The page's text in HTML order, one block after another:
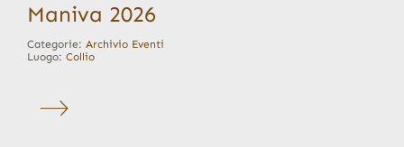
Maniva 2026
Categorie: Archivio Eventi
Luogo: Collio